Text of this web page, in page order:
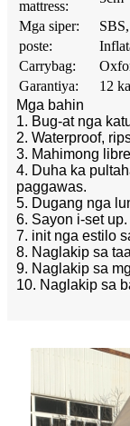
mattress:
Mga siper:
poste:
Carrybag:
Garantiya:
12
Mga bahin
1. Bug-at nga
2. Waterproof,
3. Mahimong
4. Duha ka
paggawas.
5. Dugang nga
6. Sayon i-set up.
7. init nga estilo
8. Naglakip sa
9. Naglakip sa
10. Naglakip sa